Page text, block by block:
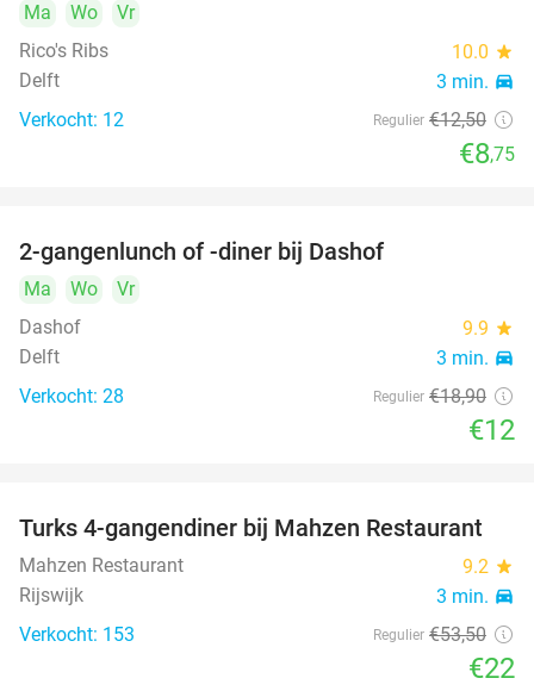
Ma Wo
Vr
Rico's Ribs
10.0 star
Delft 3 min. directions_car
Verkocht: 12 Regulier €12,50
€8,75
2-gangenlunch of -diner bij Dashof
Ma Wo
Vr
Dashof
9.9 star
Delft 3 min. directions_car
Verkocht: 28 Regulier €18,90
€12
59%
Turks 4-gangendiner bij Mahzen Restaurant
Mahzen Restaurant 9.2 star
Rijswijk 3 min. directions_car
Verkocht: 153 Regulier €53,50
€22